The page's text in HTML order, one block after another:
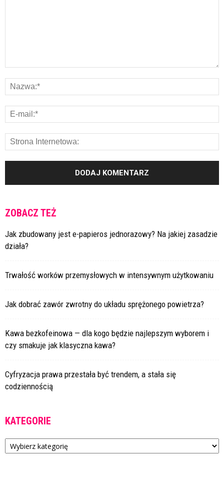
ZOBACZ TEŻ
Jak zbudowany jest e-papieros jednorazowy? Na jakiej zasadzie
działa?
Trwałość worków przemysłowych w intensywnym użytkowaniu
Jak dobrać zawór zwrotny do układu sprężonego powietrza?
Kawa bezkofeinowa — dla kogo będzie najlepszym wyborem i
czy smakuje jak klasyczna kawa?
Cyfryzacja prawa przestała być trendem, a stała się
codziennością
KATEGORIE
Kategorie